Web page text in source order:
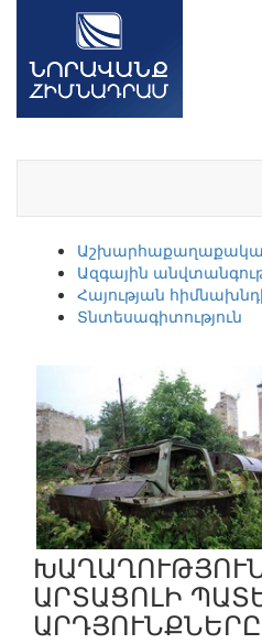
Ազգային
Հայության
Տնտեսագիտություն
ԱՐՏԱՑՈԼԻ
ԱՐԴՅՈՒՆՔՆԵՐԸ